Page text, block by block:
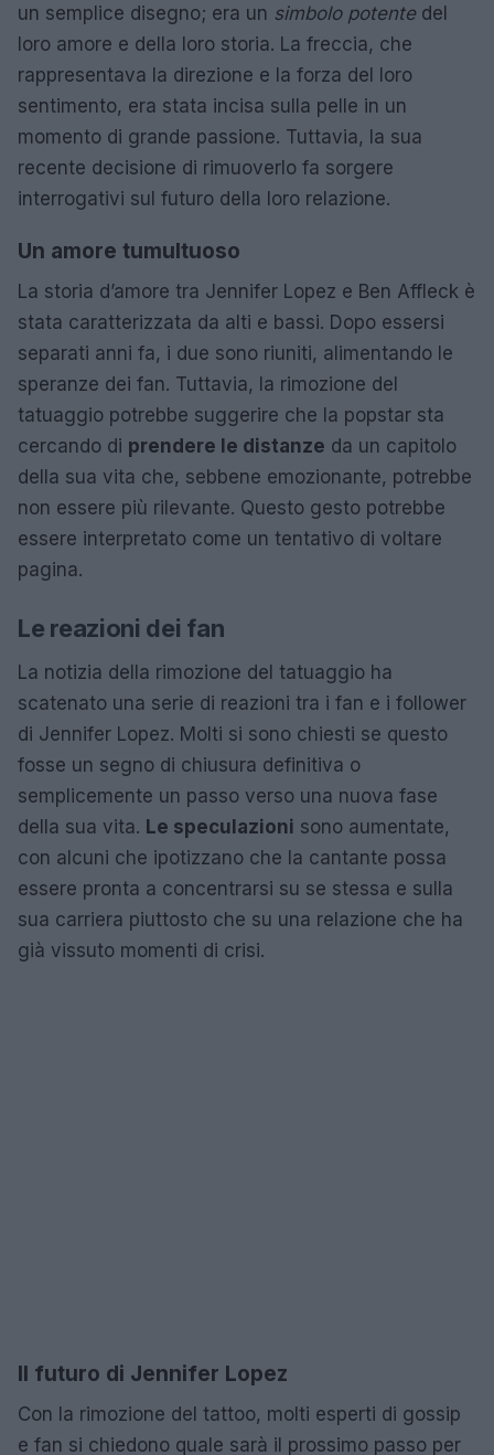
un semplice disegno; era un simbolo potentedel
loro amore e della loro storia. La freccia, che
rappresentava la direzione e la forza del loro
sentimento, era stata incisa sulla pelle in un
momento di grande passione. Tuttavia, la sua
recente decisione di rimuoverlo fa sorgere
interrogativi sul futuro della loro relazione.
Un amore tumultuoso
La storia d’amore tra Jennifer Lopez e Ben Affleck è
stata caratterizzata da alti e bassi. Dopo essersi
separati anni fa, i due sono riuniti, alimentando le
speranze dei fan. Tuttavia, la rimozione del
tatuaggio potrebbe suggerire che la popstar sta
cercando di prendere le distanze da un capitolo
della sua vita che, sebbene emozionante, potrebbe
non essere più rilevante. Questo gesto potrebbe
essere interpretato come un tentativo di voltare
pagina.
Le reazioni dei fan
La notizia della rimozione del tatuaggio ha
scatenato una serie di reazioni tra i fan e i follower
di Jennifer Lopez. Molti si sono chiesti se questo
fosse un segno di chiusura definitiva o
semplicemente un passo verso una nuova fase
della sua vita. Le speculazioni sono aumentate,
con alcuni che ipotizzano che la cantante possa
essere pronta a concentrarsi su se stessa e sulla
sua carriera piuttosto che su una relazione che ha
già vissuto momenti di crisi.
Il futuro di Jennifer Lopez
Con la rimozione del tattoo, molti esperti di gossip
e fan si chiedono quale sarà il prossimo passo per